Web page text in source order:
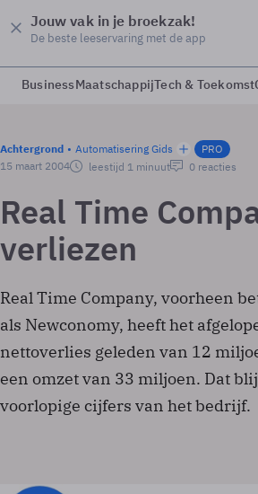
Jouw vak in je broekzak!
De beste leeservaring met de app
BusinessMaatschappijTech & Toekomst
Achtergrond Automatisering Gids
PRO
15 maart 2004
leestijd 1 minuut 0 reacties
Real Time
verliezen
Real Time Company, voorheen
als Newconomy, heeft het
nettoverlies geleden van 12
een omzet van 33 miljoen. Dat
voorlopige cijfers van het bedrijf.